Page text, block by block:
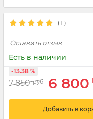
( 1 )
Оставить отзыв
Есть в наличии
7 850 руб 6 800
-13.38 %
Добавить в